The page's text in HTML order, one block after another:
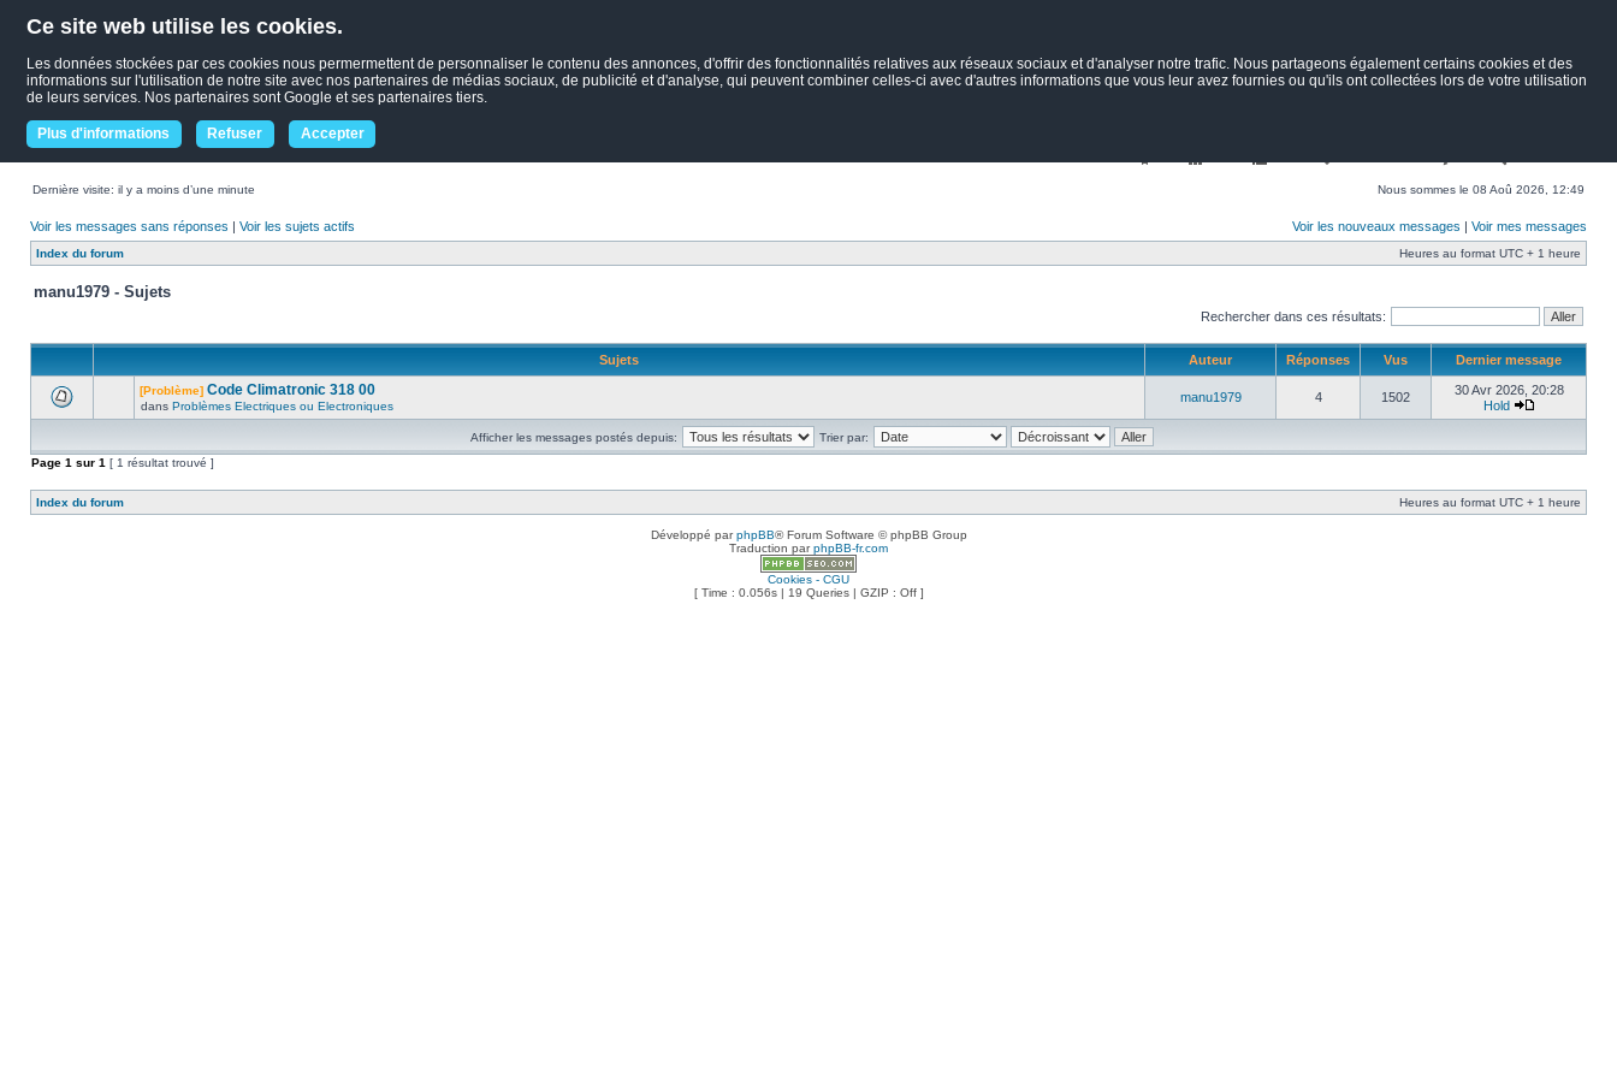
Ce site web utilise les cookies.
Les données stockées par ces cookies nous permermettent de personnaliser le contenu des annonces, d'offrir des fonctionnalités relatives aux réseaux sociaux et d'analyser notre trafic. Nous partageons également certains cookies et des
informations sur l'utilisation de notre site avec nos partenaires de médias sociaux, de publicité et d'analyse, qui peuvent combiner celles-ci avec d'autres informations que vous leur avez fournies ou qu'ils ont collectées lors de votre utilisation
de leurs services. Nos partenaires sont Google et ses partenaires tiers.
Plus d'informations Refuser Accepter
Dernière visite: il y a moins d’une minute Nous sommes le 08 Aoû 2026, 12:49
Voir les messages sans réponses | Voir les sujets actifs Voir les nouveaux messages | Voir mes messages
Index du forum Heures au format UTC + 1 heure
manu1979 - Sujets
Rechercher dans ces résultats:
Sujets Auteur Réponses Vus Dernier message
[Problème] Code Climatronic 318 00
dans Problèmes Electriques ou Electroniques
manu1979 4 1502
30 Avr 2026, 20:28
Hold
Afficher les messages postés depuis:
Trier par:
Page 1 sur 1 [ 1 résultat trouvé ]
Index du forum Heures au format UTC + 1 heure
Développé parphpBB® Forum Software © phpBB Group
Traduction parphpBB-fr.com
Cookies - CGU
[ Time : 0.056s | 19 Queries | GZIP : Off ]